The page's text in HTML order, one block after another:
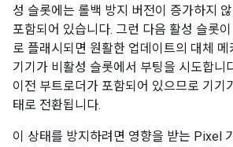
성 슬롯에는 롤백 방지 버전이 증가하지
포함되어 있습니다. 그런 다음 활성 슬롯
로 플래시되면 원활한 업데이트의 대체
기기가 비활성 슬롯에서 부팅을 시도합니
이전 부트로더가 포함되어 있으므로 기기
태로 전환됩니다.
이 상태를 방지하려면 영향을 받는 Pixel